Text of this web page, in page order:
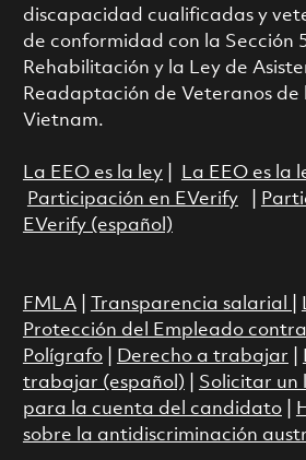
discapacidad cualificadas y
de conformidad con la Sección
Rehabilitación y la Ley de
Readaptación de Veteranos de
Vietnam.
La EEO es la ley| La EEO es la
Participación en EVerify|
EVerify (español)
FMLA| Transparencia salarial
Protección del Empleado
Polígrafo| Derecho a trabajar
trabajar (español)
Solicitar un
para la cuenta del candidato|
sobre la antidiscriminación